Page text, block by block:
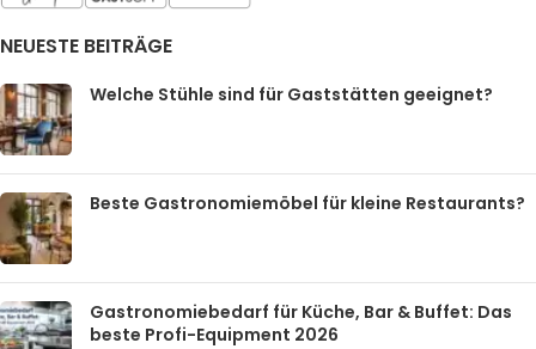
NEUESTE BEITRÄGE
Welche Stühle sind für Gaststätten geeignet?
Beste Gastronomiemöbel für kleine Restaurants?
Gastronomiebedarf für Küche, Bar & Buffet: Das
beste Profi-Equipment 2026